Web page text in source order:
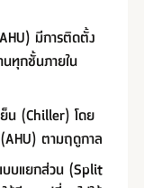
มีการติดตั้ง
นทุกชั้นภายใน
ย็น (Chiller) โดย
ตามฤดูกาล
บบแยกส่วน (Split